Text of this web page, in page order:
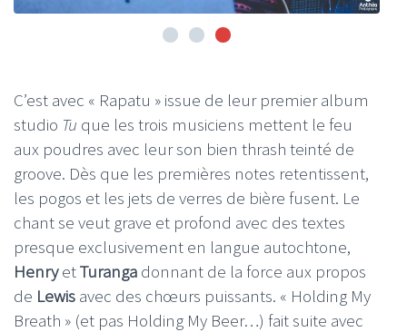
C’est avec « Rapatu » issue de leur premier album
studio Tu que les trois musiciens mettent le feu
aux poudres avec leur son bien thrash teinté de
groove. Dès que les premières notes retentissent,
les pogos et les jets de verres de bière fusent. Le
chant se veut grave et profond avec des textes
presque exclusivement en langue autochtone,
HenryetTuranga donnant de la force aux propos
de Lewis avec des chœurs puissants. « Holding My
Breath » (et pas Holding My Beer…) fait suite avec